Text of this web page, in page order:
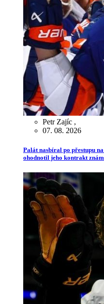
Petr Zajíc ,
07. 08. 2026
Palát nasbíral po přestupu
ohodnotil jeho kontrakt